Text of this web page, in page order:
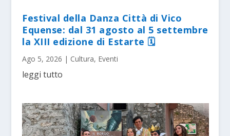
Festival della Danza Città di Vico
Equense: dal 31 agosto al 5 settembre
la XIII edizione di Estarte 🗓
Ago 5, 2026 | Cultura, Eventi
leggi tutto